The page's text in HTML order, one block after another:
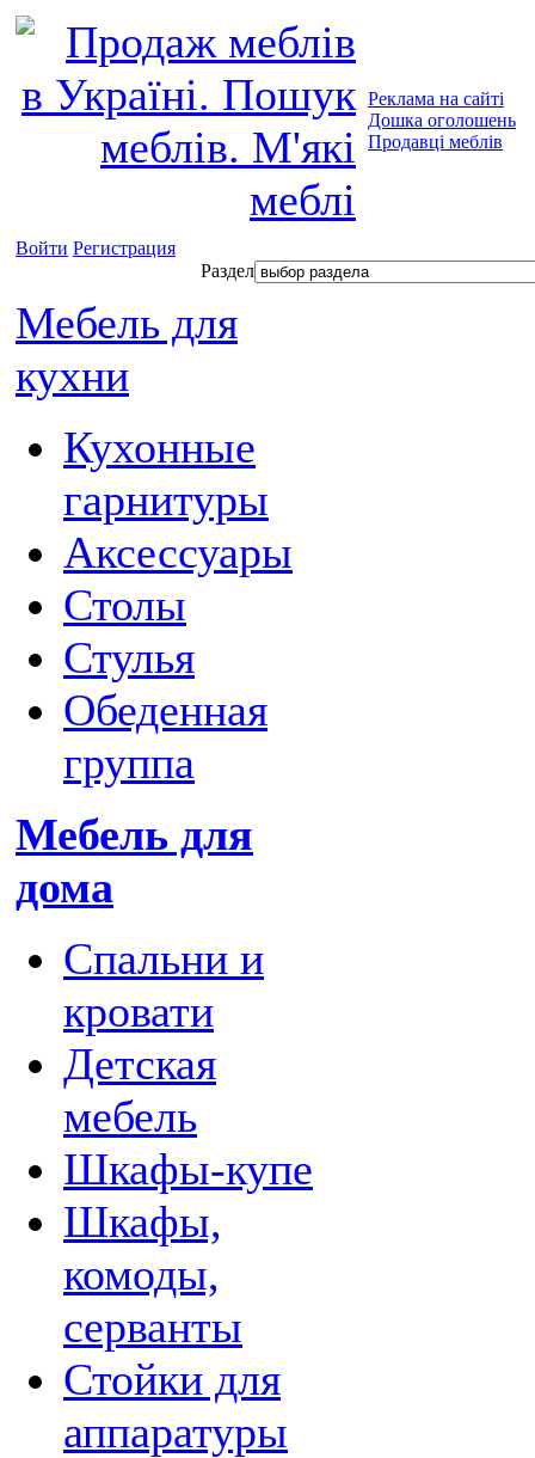
Реклама на сайті
Дошка оголошень
Продавці меблів
Войти Регистрация
Раздел
Мебель для
кухни
Кухонные
гарнитуры
Аксессуары
Столы
Стулья
Обеденная
группа
Мебель для
дома
Спальни и
кровати
Детская
мебель
Шкафы-купе
Шкафы,
комоды,
серванты
Стойки для
аппаратуры